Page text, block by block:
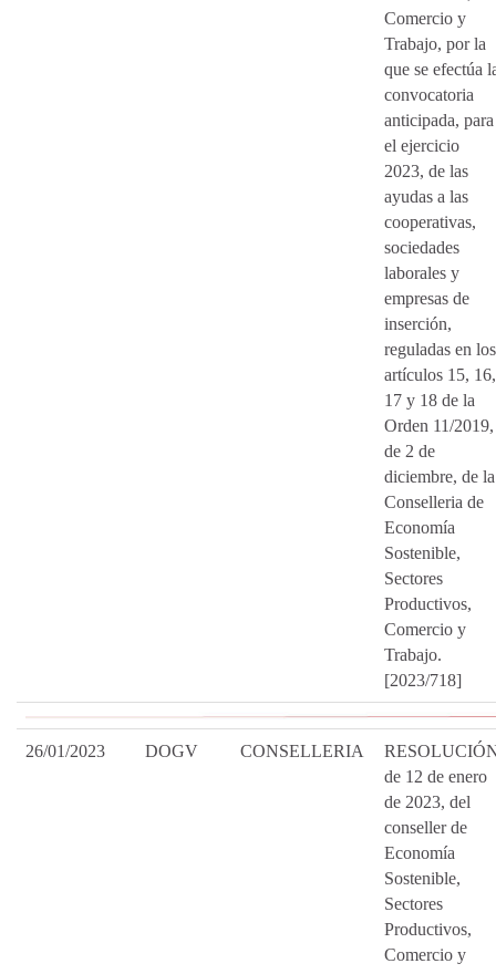
Comercio y
Trabajo, por la
que se efectúa
convocatoria
anticipada, para
el ejercicio
2023, de las
ayudas a las
cooperativas,
sociedades
laborales y
empresas de
inserción,
reguladas en los
artículos 15, 16,
17 y 18 de la
Orden 11/2019,
de 2 de
diciembre, de la
Conselleria de
Economía
Sostenible,
Sectores
Productivos,
Comercio y
Trabajo.
[2023/718]
26/01/2023 DOGV CONSELLERIA
de 12 de enero
de 2023, del
conseller de
Economía
Sostenible,
Sectores
Productivos,
Comercio y